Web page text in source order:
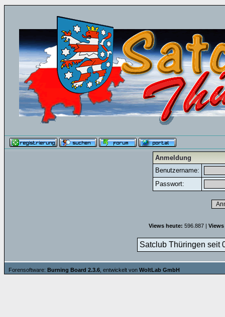
Anmeldung
Benutzername:
Passwort:
Views heute: 596.887 |
Satclub Thüringen seit
Forensoftware: Burning Board 2.3.6 , entwickelt von WoltLab GmbH